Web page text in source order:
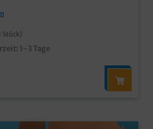
unser Kundenservice
Stück)
1-3 Tage